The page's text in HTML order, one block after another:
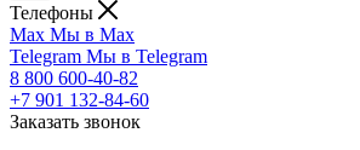
Телефоны
Max Мы в Max
Telegram Мы в Telegram
8 800 600-40-82
+7 901 132-84-60
Заказать звонок